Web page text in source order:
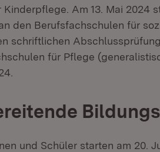
Am 13. Mai 2024
den Berufsfachschulen für
schriftlichen
für Pflege
und Schüler starten am 20.